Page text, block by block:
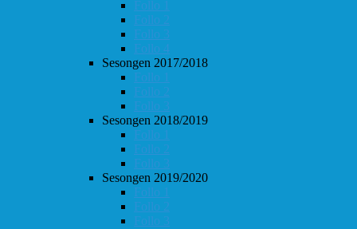
Follo 1
Follo 2
Follo 3
Follo 4
Sesongen 2017/2018
Follo 1
Follo 2
Follo 3
Sesongen 2018/2019
Follo 1
Follo 2
Follo 3
Sesongen 2019/2020
Follo 1
Follo 2
Follo 3